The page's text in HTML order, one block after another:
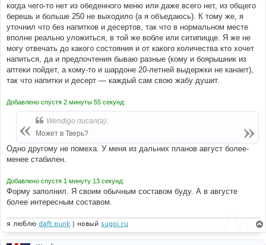
когда чего-то нет из обеденного меню или даже всего нет, из общего
берешь и больше 250 не выходило (а я объедаюсь). К тому же, я
уточнил что без напитков и десертов, так что в нормальном месте
вполне реально уложиться, в той же вобле или ситипицце. Я же не
могу отвечать до какого состояния и от какого количества кто хочет
напиться, да и предпочтения бываю разные (кому и боярышник из
аптеки пойдет, а кому-то и шардоне 20-летней выдержки не канает),
так что напитки и десерт — каждый сам свою жабу душит.
Добавлено спустя 2 минуты 55 секунд:
Wendigo писал(а):
Может в Тверь?
Одно другому не помеха. У меня из дальних планов август более-
менее стабилен.
Добавлено спустя 1 минуту 13 секунд:
Форму заполнил. Я своим обычным составом буду. А в августе
более интересным составом.
я люблю daft punk | новый sugoi.ru